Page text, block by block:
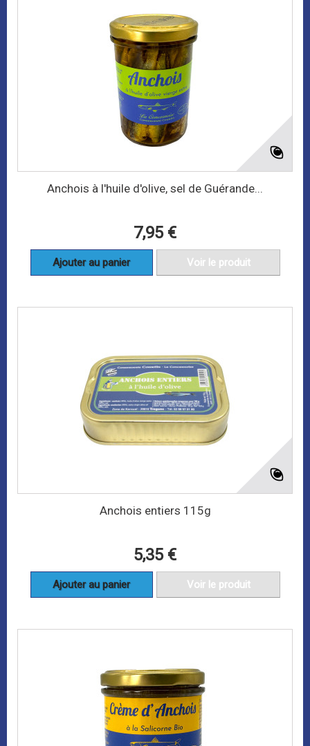
Anchois à l'huile d'olive, sel de Guérande...
7,95 €
Ajouter au panier Voir le produit
Anchois entiers 115g
5,35 €
Ajouter au panier Voir le produit